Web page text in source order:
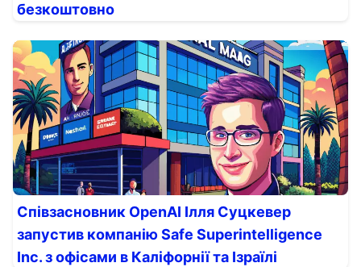
безкоштовно
Співзасновник OpenAI Ілля Суцкевер
запустив компанію Safe Superintelligence
Inc. з офісами в Каліфорнії та Ізраїлі